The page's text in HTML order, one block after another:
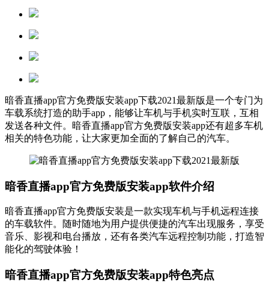
暗香直播app官方免费版安装app下载2021最新版是一个专门为
车载系统打造的助手app，能够让车机与手机实时互联，互相
发送各种文件。暗香直播app官方免费版安装app还有超多车机
相关的特色功能，让大家更加全面的了解自己的汽车。
暗香直播app官方免费版安装app软件介绍
暗香直播app官方免费版安装是一款实现车机与手机远程连接
的车载软件。随时随地为用户提供便捷的汽车出现服务，享受
音乐、影视和电台播放，还有各类汽车远程控制功能，打造智
能化的驾驶体验！
暗香直播app官方免费版安装app特色亮点